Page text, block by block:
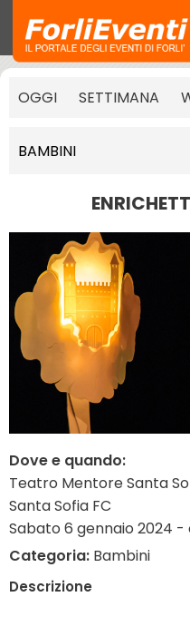
OGGI SETTIMANA
BAMBINI
Dove e quando:
Teatro Mentore Santa
Santa Sofia FC
Sabato 6 gennaio 2024 -
Categoria: Bambini
Descrizione